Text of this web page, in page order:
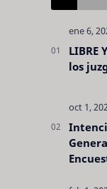
LIBRE
los